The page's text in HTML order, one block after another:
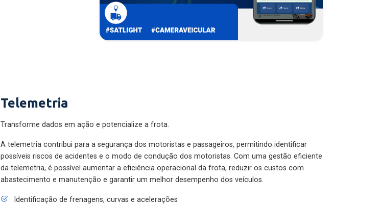
Telemetria
Transforme dados em ação e potencialize a frota.
A telemetria contribui para a segurança dos motoristas e passageiros, permitindo identificar
possíveis riscos de acidentes e o modo de condução dos motoristas. Com uma gestão eficiente
da telemetria, é possível aumentar a eficiência operacional da frota, reduzir os custos com
abastecimento e manutenção e garantir um melhor desempenho dos veículos.
Identificação de frenagens, curvas e acelerações